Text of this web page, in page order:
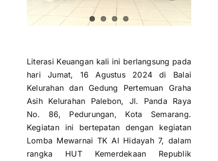
Literasi Keuangan kali ini berlangsung pada
hari Jumat, 16 Agustus 2024 di Balai
Kelurahan dan Gedung Pertemuan Graha
Asih Kelurahan Palebon, Jl. Panda Raya
No. 86, Pedurungan, Kota Semarang.
Kegiatan ini bertepatan dengan kegiatan
Lomba Mewarnai TK Al Hidayah 7, dalam
rangka HUT Kemerdekaan Republik